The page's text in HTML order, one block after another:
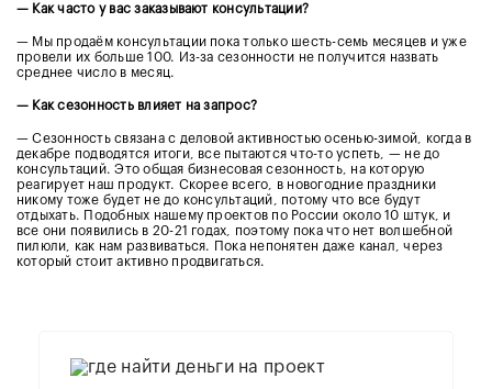
— Как часто у вас заказывают консультации?
— Мы продаём консультации пока только шесть-семь месяцев и уже
провели их больше 100. Из-за сезонности не получится назвать
среднее число в месяц.
— Как сезонность влияет на запрос?
— Сезонность связана с деловой активностью осенью-зимой, когда в
декабре подводятся итоги, все пытаются что-то успеть, — не до
консультаций. Это общая бизнесовая сезонность, на которую
реагирует наш продукт. Скорее всего, в новогодние праздники
никому тоже будет не до консультаций, потому что все будут
отдыхать. Подобных нашему проектов по России около 10 штук, и
все они появились в 20-21 годах, поэтому пока что нет волшебной
пилюли, как нам развиваться. Пока непонятен даже канал, через
который стоит активно продвигаться.